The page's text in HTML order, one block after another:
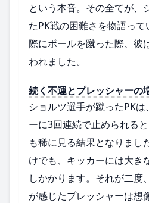
という本音。その全てが、
たPK戦の困難さを物語っ
際にボールを蹴った際、彼
われました。
続く不運とプレッシャーの
ショルツ選手が蹴ったPK
ーに3回連続で止められる
も稀に見る結果となりまし
けでも、キッカーには大き
しかかります。それが二度
が感じたプレッシャーは想